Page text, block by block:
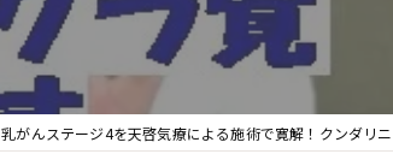
乳がんステージ4を天啓気療による施術で寛解！クンダリ